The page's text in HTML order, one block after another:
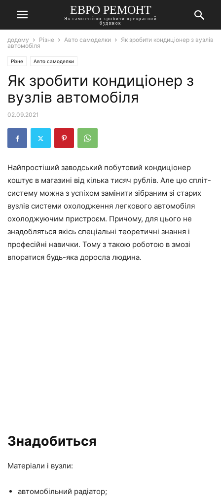
ЕВРО РЕМОНТ
Як самостійно зробити прекрасний
будинок
додому Різне Авто самоделки
Як зробити кондиціонер з вузлів
автомобіля
Різне Авто самоделки
Як зробити кондиціонер з
вузлів автомобіля
02.09.2021
Найпростіший заводський побутовий кондиціонер
коштує в магазині від кілька тисяч рублів. Але цю спліт-
систему можна з успіхом замінити зібраним зі старих
вузлів системи охолодження легкового автомобіля
охолоджуючим пристроєм. Причому, для цього не
знадобляться якісь спеціальні теоретичні знання і
професійні навички. Тому з такою роботою в змозі
впоратися будь-яка доросла людина.
Знадобиться
Матеріали і вузли:
автомобільний радіатор;